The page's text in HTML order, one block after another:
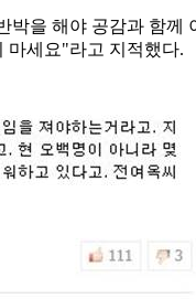
을 해야 공감과 함
마세요"라고 지적했다.